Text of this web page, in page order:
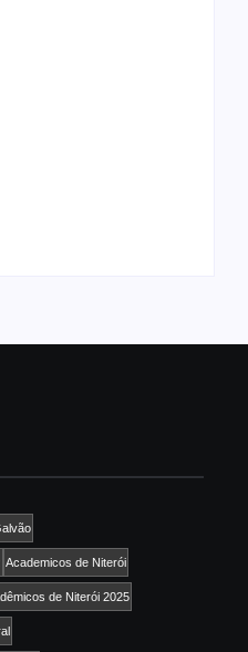
Academicos de Niterói
de Niterói 2025